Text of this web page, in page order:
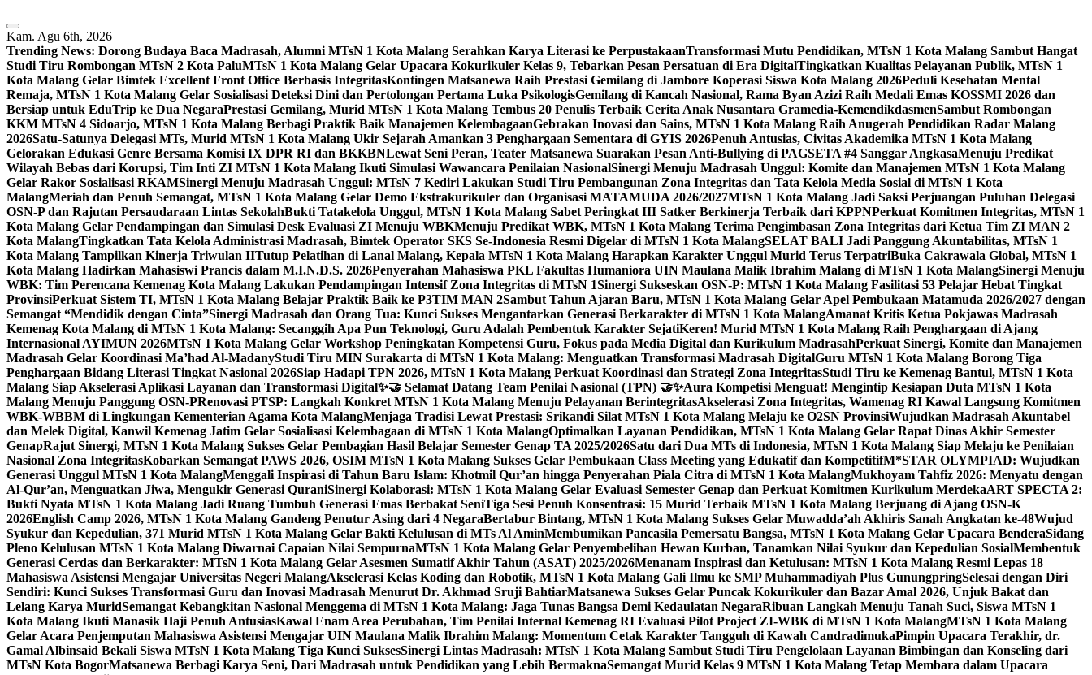
Kam. Agu 6th, 2026
Trending News: Dorong Budaya Baca Madrasah, Alumni MTsN 1 Kota Malang Serahkan Karya Literasi ke PerpustakaanTransformasi Mutu Pendidikan, MTsN 1 Kota Malang Sambut Hangat
Studi Tiru Rombongan MTsN 2 Kota PaluMTsN 1 Kota Malang Gelar Upacara Kokurikuler Kelas 9, Tebarkan Pesan Persatuan di Era DigitalTingkatkan Kualitas Pelayanan Publik, MTsN 1
Kota Malang Gelar Bimtek Excellent Front Office Berbasis IntegritasKontingen Matsanewa Raih Prestasi Gemilang di Jambore Koperasi Siswa Kota Malang 2026Peduli Kesehatan Mental
Remaja, MTsN 1 Kota Malang Gelar Sosialisasi Deteksi Dini dan Pertolongan Pertama Luka PsikologisGemilang di Kancah Nasional, Rama Byan Azizi Raih Medali Emas KOSSMI 2026 dan
Bersiap untuk EduTrip ke Dua NegaraPrestasi Gemilang, Murid MTsN 1 Kota Malang Tembus 20 Penulis Terbaik Cerita Anak Nusantara Gramedia-KemendikdasmenSambut Rombongan
KKM MTsN 4 Sidoarjo, MTsN 1 Kota Malang Berbagi Praktik Baik Manajemen KelembagaanGebrakan Inovasi dan Sains, MTsN 1 Kota Malang Raih Anugerah Pendidikan Radar Malang
2026Satu-Satunya Delegasi MTs, Murid MTsN 1 Kota Malang Ukir Sejarah Amankan 3 Penghargaan Sementara di GYIS 2026Penuh Antusias, Civitas Akademika MTsN 1 Kota Malang
Gelorakan Edukasi Genre Bersama Komisi IX DPR RI dan BKKBNLewat Seni Peran, Teater Matsanewa Suarakan Pesan Anti-Bullying di PAGSETA #4 Sanggar AngkasaMenuju Predikat
Wilayah Bebas dari Korupsi, Tim Inti ZI MTsN 1 Kota Malang Ikuti Simulasi Wawancara Penilaian NasionalSinergi Menuju Madrasah Unggul: Komite dan Manajemen MTsN 1 Kota Malang
Gelar Rakor Sosialisasi RKAMSinergi Menuju Madrasah Unggul: MTsN 7 Kediri Lakukan Studi Tiru Pembangunan Zona Integritas dan Tata Kelola Media Sosial di MTsN 1 Kota
MalangMeriah dan Penuh Semangat, MTsN 1 Kota Malang Gelar Demo Ekstrakurikuler dan Organisasi MATAMUDA 2026/2027MTsN 1 Kota Malang Jadi Saksi Perjuangan Puluhan Delegasi
OSN-P dan Rajutan Persaudaraan Lintas SekolahBukti Tatakelola Unggul, MTsN 1 Kota Malang Sabet Peringkat III Satker Berkinerja Terbaik dari KPPNPerkuat Komitmen Integritas, MTsN 1
Kota Malang Gelar Pendampingan dan Simulasi Desk Evaluasi ZI Menuju WBKMenuju Predikat WBK, MTsN 1 Kota Malang Terima Pengimbasan Zona Integritas dari Ketua Tim ZI MAN 2
Kota MalangTingkatkan Tata Kelola Administrasi Madrasah, Bimtek Operator SKS Se-Indonesia Resmi Digelar di MTsN 1 Kota MalangSELAT BALI Jadi Panggung Akuntabilitas, MTsN 1
Kota Malang Tampilkan Kinerja Triwulan IITutup Pelatihan di Lanal Malang, Kepala MTsN 1 Kota Malang Harapkan Karakter Unggul Murid Terus TerpatriBuka Cakrawala Global, MTsN 1
Kota Malang Hadirkan Mahasiswi Prancis dalam M.I.N.D.S. 2026Penyerahan Mahasiswa PKL Fakultas Humaniora UIN Maulana Malik Ibrahim Malang di MTsN 1 Kota MalangSinergi Menuju
WBK: Tim Perencana Kemenag Kota Malang Lakukan Pendampingan Intensif Zona Integritas di MTsN 1Sinergi Sukseskan OSN-P: MTsN 1 Kota Malang Fasilitasi 53 Pelajar Hebat Tingkat
ProvinsiPerkuat Sistem TI, MTsN 1 Kota Malang Belajar Praktik Baik ke P3TIM MAN 2Sambut Tahun Ajaran Baru, MTsN 1 Kota Malang Gelar Apel Pembukaan Matamuda 2026/2027 dengan
Semangat “Mendidik dengan Cinta”Sinergi Madrasah dan Orang Tua: Kunci Sukses Mengantarkan Generasi Berkarakter di MTsN 1 Kota MalangAmanat Kritis Ketua Pokjawas Madrasah
Kemenag Kota Malang di MTsN 1 Kota Malang: Secanggih Apa Pun Teknologi, Guru Adalah Pembentuk Karakter SejatiKeren! Murid MTsN 1 Kota Malang Raih Penghargaan di Ajang
Internasional AYIMUN 2026MTsN 1 Kota Malang Gelar Workshop Peningkatan Kompetensi Guru, Fokus pada Media Digital dan Kurikulum MadrasahPerkuat Sinergi, Komite dan Manajemen
Madrasah Gelar Koordinasi Ma’had Al-MadanyStudi Tiru MIN Surakarta di MTsN 1 Kota Malang: Menguatkan Transformasi Madrasah DigitalGuru MTsN 1 Kota Malang Borong Tiga
Penghargaan Bidang Literasi Tingkat Nasional 2026Siap Hadapi TPN 2026, MTsN 1 Kota Malang Perkuat Koordinasi dan Strategi Zona IntegritasStudi Tiru ke Kemenag Bantul, MTsN 1 Kota
Malang Siap Akselerasi Aplikasi Layanan dan Transformasi Digital✨🤝 Selamat Datang Team Penilai Nasional (TPN) 🤝✨Aura Kompetisi Menguat! Mengintip Kesiapan Duta MTsN 1 Kota
Malang Menuju Panggung OSN-PRenovasi PTSP: Langkah Konkret MTsN 1 Kota Malang Menuju Pelayanan BerintegritasAkselerasi Zona Integritas, Wamenag RI Kawal Langsung Komitmen
WBK-WBBM di Lingkungan Kementerian Agama Kota MalangMenjaga Tradisi Lewat Prestasi: Srikandi Silat MTsN 1 Kota Malang Melaju ke O2SN ProvinsiWujudkan Madrasah Akuntabel
dan Melek Digital, Kanwil Kemenag Jatim Gelar Sosialisasi Kelembagaan di MTsN 1 Kota MalangOptimalkan Layanan Pendidikan, MTsN 1 Kota Malang Gelar Rapat Dinas Akhir Semester
GenapRajut Sinergi, MTsN 1 Kota Malang Sukses Gelar Pembagian Hasil Belajar Semester Genap TA 2025/2026Satu dari Dua MTs di Indonesia, MTsN 1 Kota Malang Siap Melaju ke Penilaian
Nasional Zona IntegritasKobarkan Semangat PAWS 2026, OSIM MTsN 1 Kota Malang Sukses Gelar Pembukaan Class Meeting yang Edukatif dan KompetitifM*STAR OLYMPIAD: Wujudkan
Generasi Unggul MTsN 1 Kota MalangMenggali Inspirasi di Tahun Baru Islam: Khotmil Qur’an hingga Penyerahan Piala Citra di MTsN 1 Kota MalangMukhoyam Tahfiz 2026: Menyatu dengan
Al-Qur’an, Menguatkan Jiwa, Mengukir Generasi QuraniSinergi Kolaborasi: MTsN 1 Kota Malang Gelar Evaluasi Semester Genap dan Perkuat Komitmen Kurikulum MerdekaART SPECTA 2:
Bukti Nyata MTsN 1 Kota Malang Jadi Ruang Tumbuh Generasi Emas Berbakat SeniTiga Sesi Penuh Konsentrasi: 15 Murid Terbaik MTsN 1 Kota Malang Berjuang di Ajang OSN-K
2026English Camp 2026, MTsN 1 Kota Malang Gandeng Penutur Asing dari 4 NegaraBertabur Bintang, MTsN 1 Kota Malang Sukses Gelar Muwadda’ah Akhiris Sanah Angkatan ke-48Wujud
Syukur dan Kepedulian, 371 Murid MTsN 1 Kota Malang Gelar Bakti Kelulusan di MTs Al AminMembumikan Pancasila Pemersatu Bangsa, MTsN 1 Kota Malang Gelar Upacara BenderaSidang
Pleno Kelulusan MTsN 1 Kota Malang Diwarnai Capaian Nilai SempurnaMTsN 1 Kota Malang Gelar Penyembelihan Hewan Kurban, Tanamkan Nilai Syukur dan Kepedulian SosialMembentuk
Generasi Cerdas dan Berkarakter: MTsN 1 Kota Malang Gelar Asesmen Sumatif Akhir Tahun (ASAT) 2025/2026Menanam Inspirasi dan Ketulusan: MTsN 1 Kota Malang Resmi Lepas 18
Mahasiswa Asistensi Mengajar Universitas Negeri MalangAkselerasi Kelas Koding dan Robotik, MTsN 1 Kota Malang Gali Ilmu ke SMP Muhammadiyah Plus GunungpringSelesai dengan Diri
Sendiri: Kunci Sukses Transformasi Guru dan Inovasi Madrasah Menurut Dr. Akhmad Sruji BahtiarMatsanewa Sukses Gelar Puncak Kokurikuler dan Bazar Amal 2026, Unjuk Bakat dan
Lelang Karya MuridSemangat Kebangkitan Nasional Menggema di MTsN 1 Kota Malang: Jaga Tunas Bangsa Demi Kedaulatan NegaraRibuan Langkah Menuju Tanah Suci, Siswa MTsN 1
Kota Malang Ikuti Manasik Haji Penuh AntusiasKawal Enam Area Perubahan, Tim Penilai Internal Kemenag RI Evaluasi Pilot Project ZI-WBK di MTsN 1 Kota MalangMTsN 1 Kota Malang
Gelar Acara Penjemputan Mahasiswa Asistensi Mengajar UIN Maulana Malik Ibrahim Malang: Momentum Cetak Karakter Tangguh di Kawah CandradimukaPimpin Upacara Terakhir, dr.
Gamal Albinsaid Bekali Siswa MTsN 1 Kota Malang Tiga Kunci SuksesSinergi Lintas Madrasah: MTsN 1 Kota Malang Sambut Studi Tiru Pengelolaan Layanan Bimbingan dan Konseling dari
MTsN Kota BogorMatsanewa Berbagi Karya Seni, Dari Madrasah untuk Pendidikan yang Lebih BermaknaSemangat Murid Kelas 9 MTsN 1 Kota Malang Tetap Membara dalam Upacara